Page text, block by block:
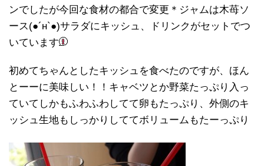
ンでしたが今回な食材の都合で変更＊ジャムは木苺ソ
ース(●´н`●)サラダにキッシュ、ドリンクがセットでつ
いています
初めてちゃんとしたキッシュを食べたのですが、ほん
とーーに美味しい！！キャベツとか野菜たっぷり入っ
ていてしかもふわふわしてて卵もたっぷり、外側のキ
ッシュ生地もしっかりしててボリュームもたーっぷり